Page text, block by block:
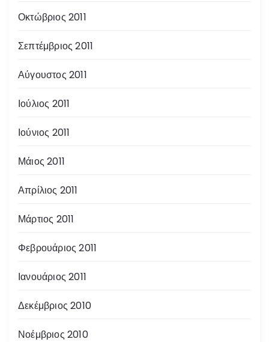
Οκτώβριος 2011
Σεπτέμβριος 2011
Αύγουστος 2011
Ιούλιος 2011
Ιούνιος 2011
Μάιος 2011
Απρίλιος 2011
Μάρτιος 2011
Φεβρουάριος 2011
Ιανουάριος 2011
Δεκέμβριος 2010
Νοέμβριος 2010